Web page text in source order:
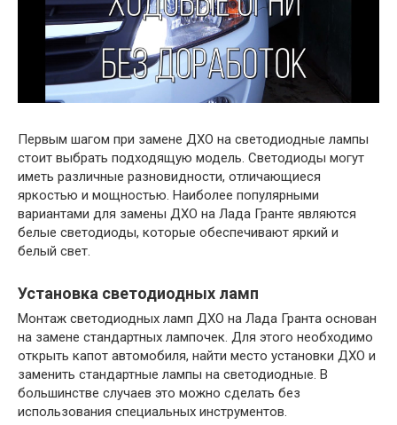
Первым шагом при замене ДХО на светодиодные лампы
стоит выбрать подходящую модель. Светодиоды могут
иметь различные разновидности, отличающиеся
яркостью и мощностью. Наиболее популярными
вариантами для замены ДХО на Лада Гранте являются
белые светодиоды, которые обеспечивают яркий и
белый свет.
Установка светодиодных ламп
Монтаж светодиодных ламп ДХО на Лада Гранта основан
на замене стандартных лампочек. Для этого необходимо
открыть капот автомобиля, найти место установки ДХО и
заменить стандартные лампы на светодиодные. В
большинстве случаев это можно сделать без
использования специальных инструментов.